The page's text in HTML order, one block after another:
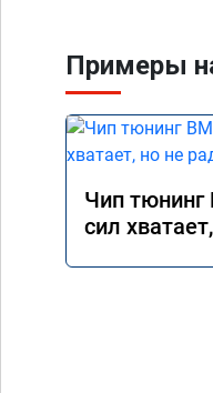
Примеры
Чип тюнинг
сил